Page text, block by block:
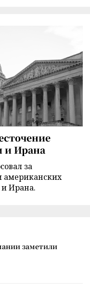
и Ирана
за
американских
Ирана.
заметили